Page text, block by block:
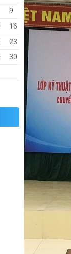
9
16
23
30